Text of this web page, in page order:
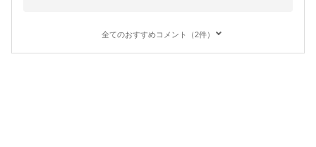
全てのおすすめコメント（2件）